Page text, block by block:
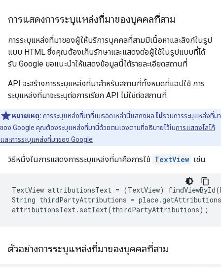
การแสดงการระบุแหล่งที่มาของบุคคลที่สาม
การระบุแหล่งที่มาของผู้ให้บริการบุคคลที่สามมีเนื้อหาและลิงก์ในรูป
แบบ HTML ซึ่งคุณต้องเก็บรักษาและแสดงต่อผู้ใช้ในรูปแบบที่ได้
รับ Google ขอแนะนำให้แสดงข้อมูลนี้ใต้รายละเอียดสถานที่
API จะสร้างการระบุแหล่งที่มาสำหรับสถานที่ทั้งหมดที่แอปใช้ การ
ระบุแหล่งที่มาจะระบุต่อการเรียก API ไม่ใช่ต่อสถานที่
หมายเหตุ: การระบุแหล่งที่มาที่เมธอดเหล่านี้แสดงผลไม่รวมการระบุแหล่งที่มา
ของ Google คุณต้องระบุแหล่งที่มานี้ด้วยตนเองตามที่อธิบายไว้ในการแสดงโลโก้
และการระบุแหล่งที่มาของ Google
วิธีหนึ่งในการแสดงการระบุแหล่งที่มาคือการใช้ TextView เช่น
TextView attributionsText = (TextView)
String thirdPartyAttributions =
attributionsText.setText(thirdPartyAttributions);
ตัวอย่างการระบุแหล่งที่มาของบุคคลที่สาม